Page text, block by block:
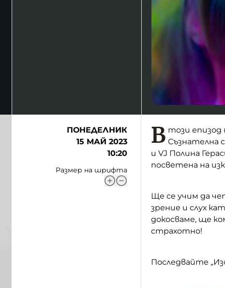
ПОНЕДЕЛНИК
15 МАЙ 2023
10:20
Размер на шрифта
В този епизод
Съзнателна
и VJ Полина
посветена на
Ще се учим да
зрение и слух
докосваме, ще
страхотно!
Последвайте